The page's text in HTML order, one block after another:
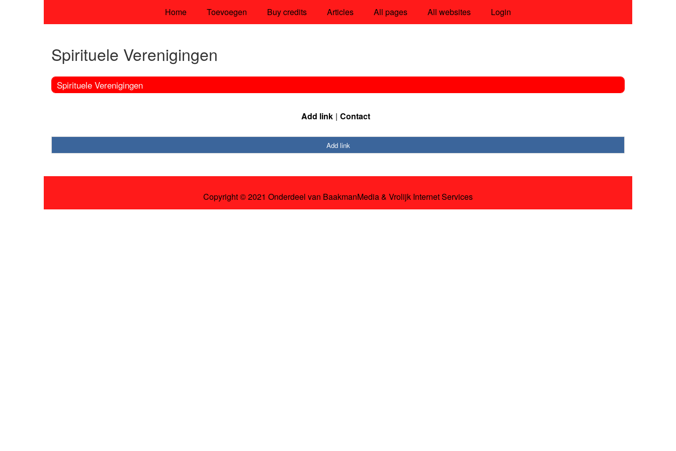
Home Toevoegen Buy credits Articles All pages All websites Login
Spirituele Verenigingen
Spirituele Verenigingen
Add link Contact
Add link
Copyright © 2021 Onderdeel van BaakmanMedia& Vrolijk Internet Services